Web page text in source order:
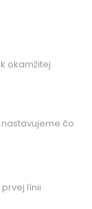
okamžitej
čo
línii